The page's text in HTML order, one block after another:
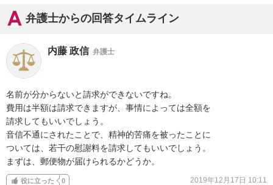
弁護士からの回答タイムライン
内藤 政信 弁護士
名前が分からないと請求ができないですね。
費用は半額は請求できますが、事情によっては全額を
請求してもいいでしょう。
音信不通にされたことで、精神的苦痛を被ったことに
ついては、若干の慰謝料を請求してもいいでしょう。
まずは、郵便物が届けられるかどうか。
役に立った 0 2019年12月17日 10:11